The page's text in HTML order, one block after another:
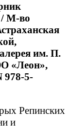
/ М-во
им. П.
«Леон»,
978-5-
Репинских
и